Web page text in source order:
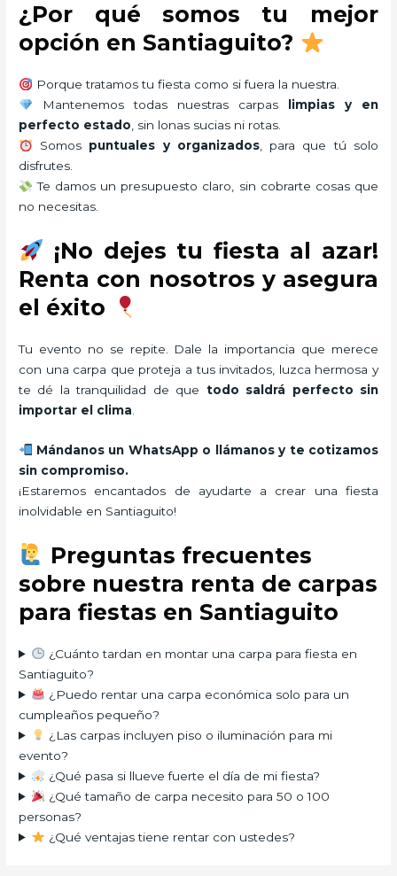
¿Por qué somos tu mejor
opción en Santiaguito?
Porque tratamos tu fiesta como si fuera la nuestra.
Mantenemos todas nuestras carpas
limpias y en
perfecto estado, sin lonas sucias ni rotas.
Somos puntuales y organizados, para que tú solo
disfrutes.
Te damos un presupuesto claro, sin cobrarte cosas que
no necesitas.
¡No dejes tu fiesta al azar!
Renta con nosotros y asegura
el éxito
Tu evento no se repite. Dale la importancia que merece
con una carpa que proteja a tus invitados, luzca hermosa y
te dé la tranquilidad de que todo saldrá perfecto sin
importar el clima
Mándanos un WhatsApp o llámanos y te cotizamos
sin compromiso.
¡Estaremos encantados de ayudarte a crear una fiesta
inolvidable en Santiaguito!
Preguntas frecuentes
sobre nuestra renta de carpas
para fiestas en Santiaguito
¿Cuánto tardan en montar una carpa para fiesta en
Santiaguito?
¿Puedo rentar una carpa económica solo para un
cumpleaños pequeño?
¿Las carpas incluyen piso o iluminación para mi
evento?
¿Qué pasa si llueve fuerte el día de mi fiesta?
¿Qué tamaño de carpa necesito para 50 o 100
personas?
¿Qué ventajas tiene rentar con ustedes?